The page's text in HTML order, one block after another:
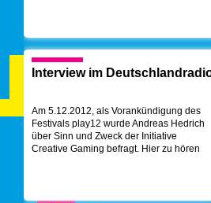
Interview im
Am 5.12.2012, als Vorankündigung des
Festivals play12 wurde Andreas Hedrich
über Sinn und Zweck der Initiative
Creative Gaming befragt. Hier zu hören